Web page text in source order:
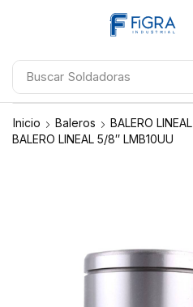
Buscar Soldadoras
Inicio Baleros
BALERO LINEAL
BALERO LINEAL 5/8″ LMB10UU